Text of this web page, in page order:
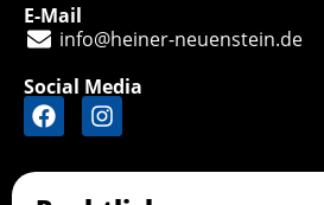
E-Mail
info@heiner-neuenstein.de
Social Media